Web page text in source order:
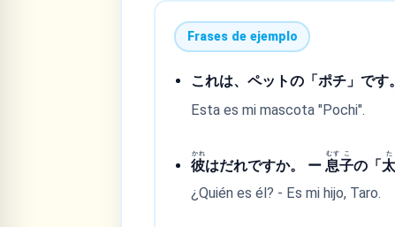
Frases de ejemplo
これは、ペットの「ポチ」です
Esta es mi mascota "Pochi".
彼
かれ
はだれですか。 ー息
むす
子
こ
の「
た
¿Quién es él? - Es mi hijo, Taro.